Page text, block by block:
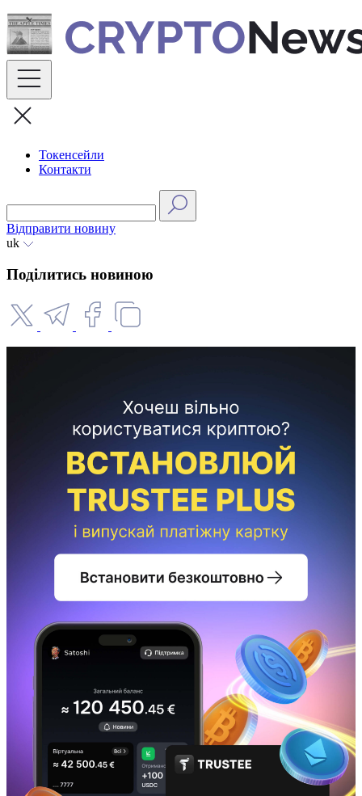
Skip
to
content
Токенсейли
Контакти
Відправити новину
uk
Поділитись новиною